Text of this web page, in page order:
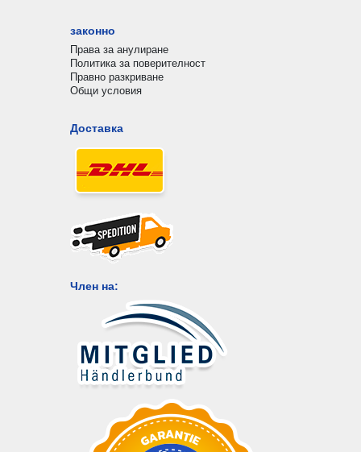
законно
Права за анулиране
Политика за поверителност
Правно разкриване
Общи условия
Доставка
Член на: